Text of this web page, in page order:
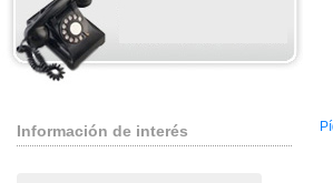
Información de interés